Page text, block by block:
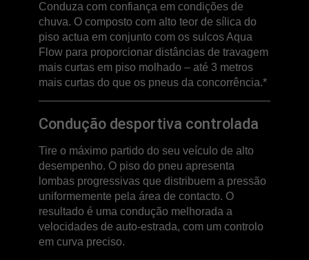
Conduza com confiança em condições de
chuva. O composto com alto teor de sílica do
piso actua em conjunto com os sulcos Aqua
Flow para proporcionar distâncias de travagem
mais curtas em piso molhado – até 3 metros
mais curtas do que os pneus da concorrência.*
Condução desportiva controlada
Tire o máximo partido do seu veículo de alto
desempenho. O piso do pneu apresenta
lombas progressivas que distribuem a pressão
uniformemente pela área de contacto. O
resultado é uma condução melhorada a
velocidades de auto-estrada, com um controlo
em curva preciso.